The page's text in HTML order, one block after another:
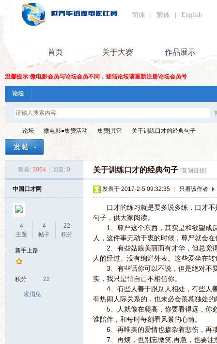
简体 繁体 English
首页 关于大赛 作品展示
温馨提示:微电影会员与论坛会员不同，登陆论坛请重新注册论坛会员号
论坛
论坛
›
微电影●集赞活动 集赞|其它
›
关于训练口才的经典句子
查看: 3054 回复: 0 关于训练口才的经典句子 [复制链接]
中国口才网
4
主题
4
帖子
22
积分
新手上路
积分 22
发消息
发表于 2017-2-5 09:32:35 只看该作者
口才的练习就是要多说多练，口才不
句子，供大家阅读。
1、尊严这个东西，其实是和欲望成反
人，这件事无动于衷的时候，尊严就会
2、有些姑娘美丽而有才华，但总觉得
人的经过。没有绚烂外表。这些爱坐在
3、有些话你可以不说，但是绝对不要
实，我只是怕自己不相信你。
4、有些人善于跟别人相处，有些人善
有热闹人际关系的，也未必会羡慕独处
5、人就像在爬高，你要看得远，你必
谁陪伴，和每时每刻看风景的心情。
6、再唯美的爱情也掺杂着悲伤，再
7、再烦，也别忘微笑;再急，也要注